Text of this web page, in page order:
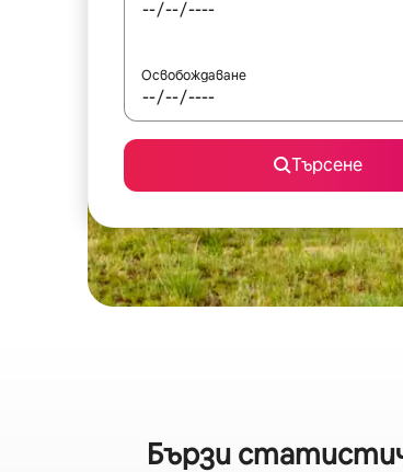
Освобождаване
Търсене
Бързи